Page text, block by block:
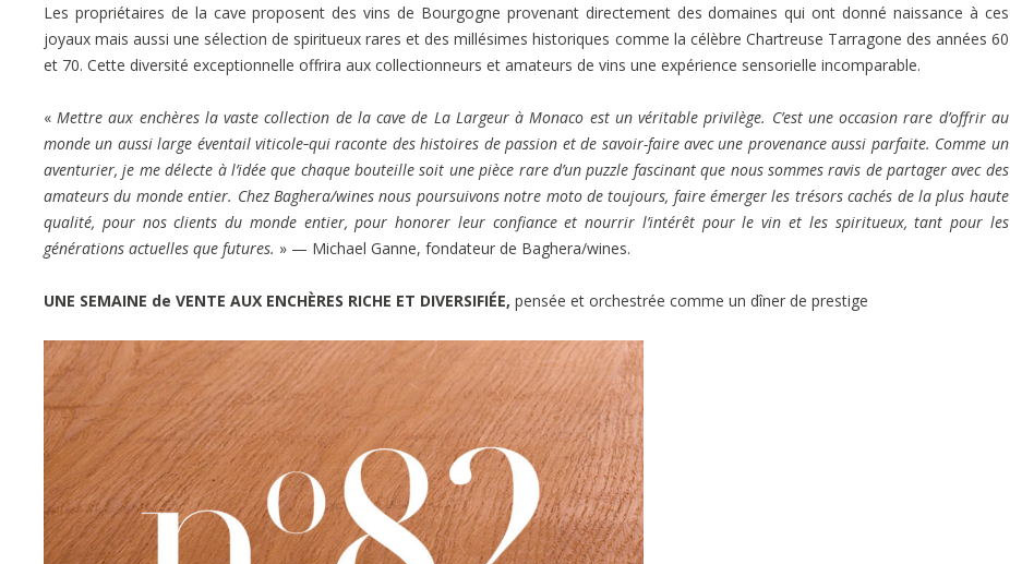
Les propriétaires de la cave proposent des vins de Bourgogne provenant directement des domaines qui ont donné naissance à ces
joyaux mais aussi une sélection de spiritueux rares et des millésimes historiques comme la célèbre Chartreuse Tarragone des années 60
et 70. Cette diversité exceptionnelle offrira aux collectionneurs et amateurs de vins une expérience sensorielle incomparable.
« Mettre aux enchères la vaste collection de la cave de La Largeur à Monaco est un véritable privilège. C’est une occasion rare d’offrir au
monde un aussi large éventail viticole qui raconte des histoires de passion et de savoir-faire avec une provenance aussi parfaite. Comme un
aventurier, je me délecte à l’idée que chaque bouteille soit une pièce rare d’un puzzle fascinant que nous sommes ravis de partager avec des
amateurs du monde entier. Chez Baghera/wines nous poursuivons notre moto de toujours, faire émerger les trésors cachés de la plus haute
qualité, pour nos clients du monde entier, pour honorer leur confiance et nourrir l’intérêt pour le vin et les spiritueux, tant pour les
générations actuelles que futures. » — Michael Ganne, fondateur de Baghera/wines.
UNE SEMAINE de VENTE AUX ENCHÈRES RICHE ET DIVERSIFIÉE, pensée et orchestrée comme un dîner de prestige